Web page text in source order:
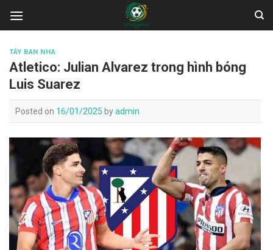
TÂY BAN NHA
Atletico: Julian Alvarez trong hình bóng
Luis Suarez
Posted on 16/01/2025 byadmin